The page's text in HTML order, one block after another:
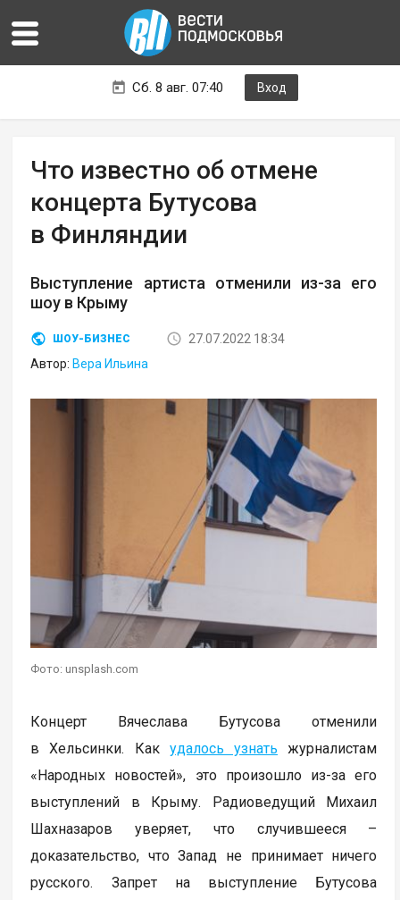
Сб. 8 авг. 07:40 Вход
Что известно об отмене
концерта Бутусова
в Финляндии
Выступление артиста отменили из-за его
шоу в Крыму
ШОУ-БИЗНЕС
27.07.2022 18:34
Автор: Вера Ильина
Фото: unsplash.com
Концерт Вячеслава Бутусова отменили
в Хельсинки. Как удалось узнать журналистам
«Народных новостей», это произошло из-за его
выступлений в Крыму. Радиоведущий Михаил
Шахназаров уверяет, что случившееся –
доказательство, что Запад не принимает ничего
русского. Запрет на выступление Бутусова